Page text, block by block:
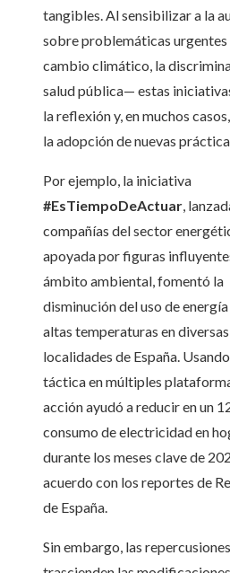
tangibles. Al sensibilizar a la
sobre problemáticas
cambio climático, la
salud pública— estas
la reflexión y, en muchos
la adopción de nuevas
Por ejemplo, la iniciativa
#EsTiempoDeActuar,
compañías del sector
apoyada por figuras
ámbito ambiental, fomentó la
disminución del uso de
altas temperaturas en diversas
localidades de España.
táctica en múltiples
acción ayudó a reducir en un
consumo de electricidad en
durante los meses clave de
acuerdo con los reportes de
de España.
Sin embargo, las repercusiones